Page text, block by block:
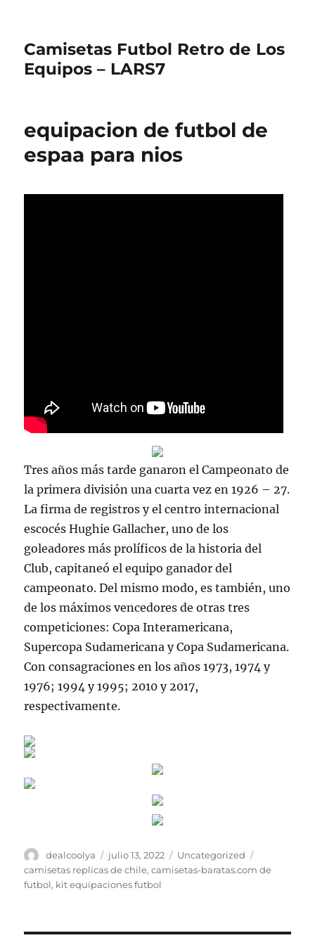
Camisetas Futbol Retro de Los
Equipos – LARS7
equipacion de futbol de
espaa para nios
Tres años más tarde ganaron el Campeonato de
la primera división una cuarta vez en 1926 – 27.
La firma de registros y el centro internacional
escocés Hughie Gallacher, uno de los
goleadores más prolíficos de la historia del
Club, capitaneó el equipo ganador del
campeonato. Del mismo modo, es también, uno
de los máximos vencedores de otras tres
competiciones: Copa Interamericana,
Supercopa Sudamericana y Copa Sudamericana.
Con consagraciones en los años 1973, 1974 y
1976; 1994 y 1995; 2010 y 2017,
respectivamente.
Autor
dealcoolya
Publicado
el
julio 13, 2022 Categorías
Uncategorized
camisetas replicas de chile,camisetas-baratas.com de
futbol, kit equipaciones futbol